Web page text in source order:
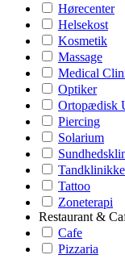
Hørecenter
Helsekost
Kosmetik
Massage
Medical
Optiker
Ortopædisk
Piercing
Solarium
Tattoo
Zoneterapi
Restaurant &
Cafe
Pizzaria